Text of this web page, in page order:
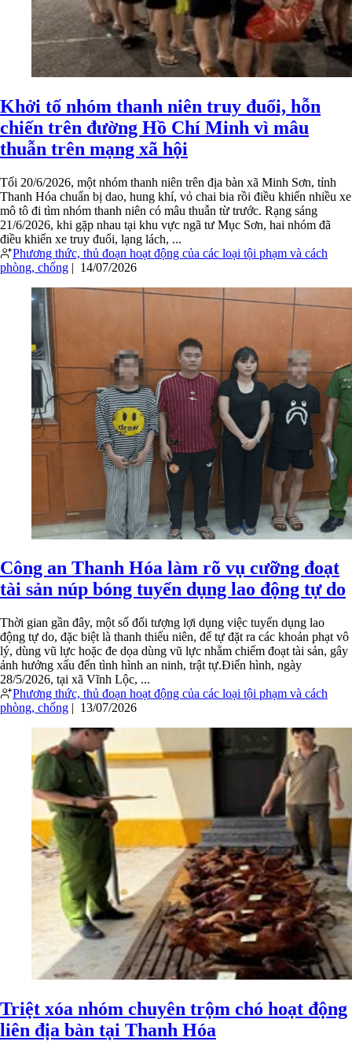
Khởi tố nhóm thanh niên truy đuổi, hỗn
chiến trên đường Hồ Chí Minh vì mâu
thuẫn trên mạng xã hội
Tối 20/6/2026, một nhóm thanh niên trên địa bàn xã Minh Sơn, tỉnh
Thanh Hóa chuẩn bị dao, hung khí, vỏ chai bia rồi điều khiển nhiều xe
mô tô đi tìm nhóm thanh niên có mâu thuẫn từ trước. Rạng sáng
21/6/2026, khi gặp nhau tại khu vực ngã tư Mục Sơn, hai nhóm đã
điều khiển xe truy đuổi, lạng lách, ...
Phương thức, thủ đoạn hoạt động của các loại tội phạm và cách
phòng, chống | 14/07/2026
Công an Thanh Hóa làm rõ vụ cưỡng đoạt
tài sản núp bóng tuyển dụng lao động tự do
Thời gian gần đây, một số đối tượng lợi dụng việc tuyển dụng lao
động tự do, đặc biệt là thanh thiếu niên, để tự đặt ra các khoản phạt vô
lý, dùng vũ lực hoặc đe dọa dùng vũ lực nhằm chiếm đoạt tài sản, gây
ảnh hưởng xấu đến tình hình an ninh, trật tự.Điển hình, ngày
28/5/2026, tại xã Vĩnh Lộc, ...
Phương thức, thủ đoạn hoạt động của các loại tội phạm và cách
phòng, chống | 13/07/2026
Triệt xóa nhóm chuyên trộm chó hoạt động
liên địa bàn tại Thanh Hóa